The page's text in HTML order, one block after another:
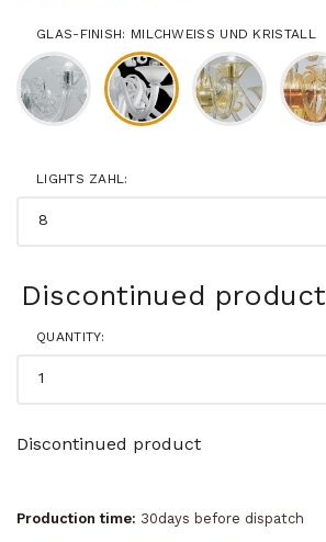
GLAS-FINISH: MILCHWEISS UND KRISTALL
LIGHTS ZAHL:
Discontinued product
QUANTITY:
Discontinued product
Production time: 30days before dispatch